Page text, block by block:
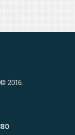
2016.